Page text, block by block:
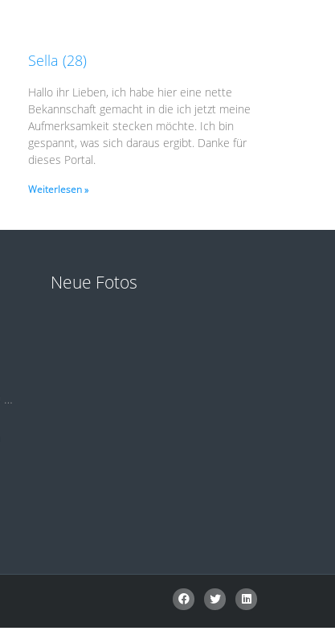
Sella (28)
Hallo ihr Lieben, ich habe hier eine nette
Bekannschaft gemacht in die ich jetzt meine
Aufmerksamkeit stecken möchte. Ich bin
gespannt, was sich daraus ergibt. Danke für
dieses Portal.
Weiterlesen »
+49 (0)2384 53 999 24
Neue Fotos